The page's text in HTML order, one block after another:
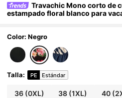
Travachic Mono corto de
estampado floral blanco para
Madre, talla grande
Color: Negro
Talla: PE Estándar
36(0XL) 38 (1XL) 40